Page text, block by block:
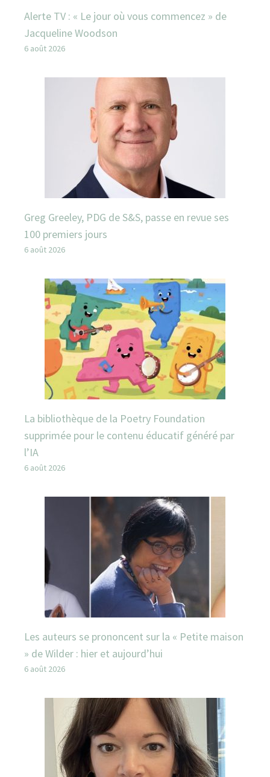
Alerte TV : « Le jour où vous commencez » de
Jacqueline Woodson
6 août 2026
Greg Greeley, PDG de S&S, passe en revue ses
100 premiers jours
6 août 2026
La bibliothèque de la Poetry Foundation
supprimée pour le contenu éducatif généré par
l’IA
6 août 2026
Les auteurs se prononcent sur la « Petite maison
» de Wilder : hier et aujourd’hui
6 août 2026